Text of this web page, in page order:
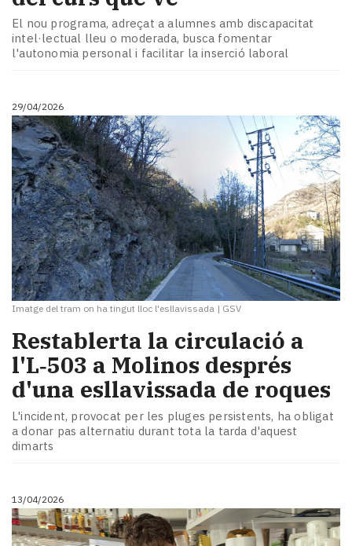
El nou programa, adreçat a alumnes amb discapacitat
intel·lectual lleu o moderada, busca fomentar
l'autonomia personal i facilitar la inserció laboral
29/04/2026
Imatge del tram on ha tingut lloc l'esllavissada | GSV
Restablerta la circulació a
l'L‑503 a Molinos després
d'una esllavissada de roques
L'incident, provocat per les pluges persistents, ha obligat
a donar pas alternatiu durant tota la tarda d'aquest
dimarts
13/04/2026